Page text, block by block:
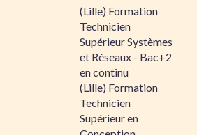
(Lille) Formation
Technicien
Supérieur Systèmes
et Réseaux - Bac+2
en continu
(Lille) Formation
Technicien
Supérieur en